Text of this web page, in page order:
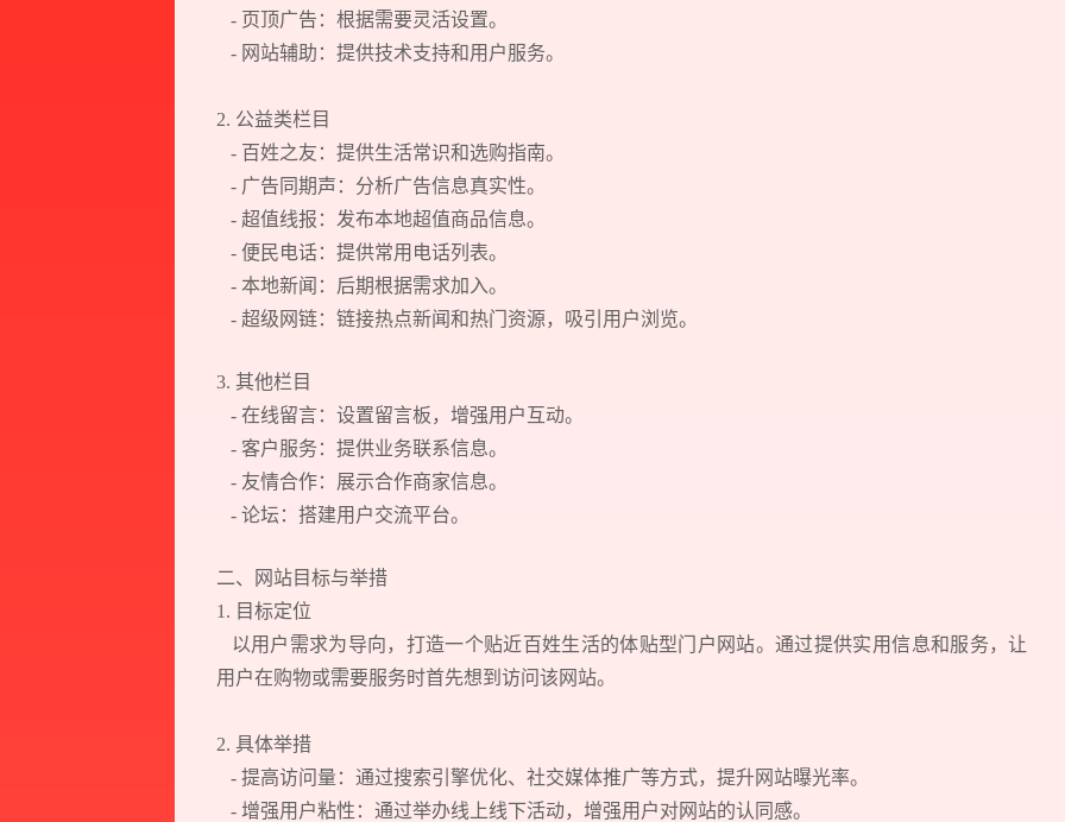
- 页顶广告：根据需要灵活设置。
- 网站辅助：提供技术支持和用户服务。
2. 公益类栏目
- 百姓之友：提供生活常识和选购指南。
- 广告同期声：分析广告信息真实性。
- 超值线报：发布本地超值商品信息。
- 便民电话：提供常用电话列表。
- 本地新闻：后期根据需求加入。
- 超级网链：链接热点新闻和热门资源，吸引用户浏览。
3. 其他栏目
- 在线留言：设置留言板，增强用户互动。
- 客户服务：提供业务联系信息。
- 友情合作：展示合作商家信息。
- 论坛：搭建用户交流平台。
二、网站目标与举措
1. 目标定位
以用户需求为导向，打造一个贴近百姓生活的体贴型门户网站。通过提供实用信息和服务，让
用户在购物或需要服务时首先想到访问该网站。
2. 具体举措
- 提高访问量：通过搜索引擎优化、社交媒体推广等方式，提升网站曝光率。
- 增强用户粘性：通过举办线上线下活动，增强用户对网站的认同感。